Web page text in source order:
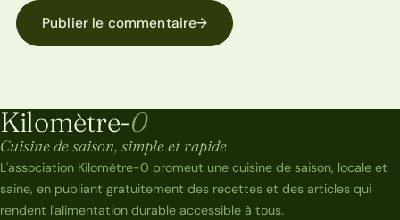
Publier le commentaire→
Kilomètre-0
Kilomètre-0
Cuisine de saison, simple et rapide
L'association Kilomètre-0 promeut une cuisine de saison, locale et
saine, en publiant gratuitement des recettes et des articles qui
rendent l'alimentation durable accessible à tous.